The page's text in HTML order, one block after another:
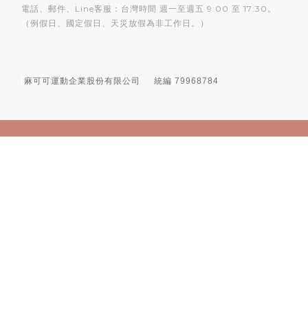
電話、郵件、Line客服：台灣時間 週一至週五 9:00 至 17:30。
（例假日、國定假日、天災放假為非工作日。）
麻可可運動企業股份有限公司 統編 79968784